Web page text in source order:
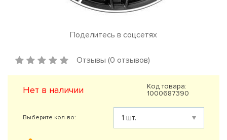
Поделитесь в соцсетях
Отзывы (0 отзывов)
Нет в наличии
Код товара:
1000687390
Выберите кол-во: